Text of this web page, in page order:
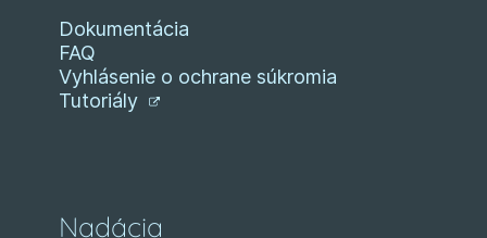
Dokumentácia
FAQ
Vyhlásenie o ochrane súkromia
Tutoriály
Nadácia